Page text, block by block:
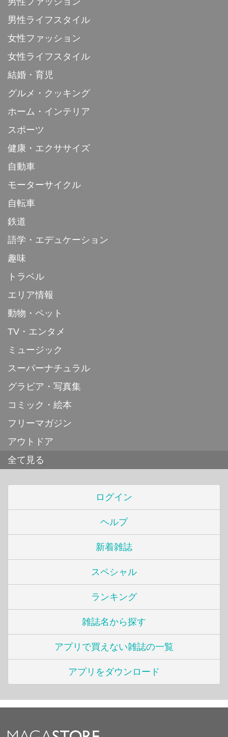
男性ライフスタイル
女性ファッション
女性ライフスタイル
結婚・育児
グルメ・クッキング
ホーム・インテリア
スポーツ
健康・エクササイズ
自動車
モーターサイクル
自転車
鉄道
語学・エデュケーション
趣味
トラベル
エリア情報
動物・ペット
TV・エンタメ
ミュージック
スーパーナチュラル
グラビア・写真集
コミック・絵本
フリーマガジン
アウトドア
全て見る
ログイン
ヘルプ
新着雑誌
スペシャル
ランキング
雑誌名から探す
アプリで買えない雑誌の一覧
アプリをダウンロード